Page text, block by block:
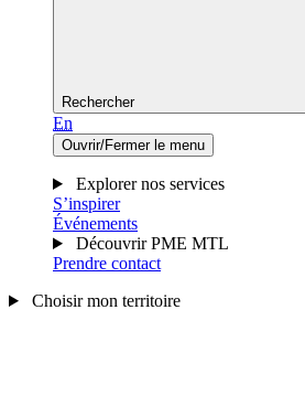
Rechercher
En
Ouvrir/Fermer le menu
Explorer nos services
S’inspirer
Événements
Découvrir PME MTL
Prendre contact
Choisir mon territoire